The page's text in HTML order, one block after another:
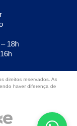
18h
direitos reservados. As
haver diferença de